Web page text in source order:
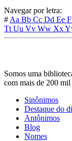
Navegar por letra:
# Aa Bb Cc Dd Ee
Tt Uu Vv Ww Xx
Somos uma
com mais de 200 mil
Sinônimos
Destaque do
Antônimos
Blog
Nomes